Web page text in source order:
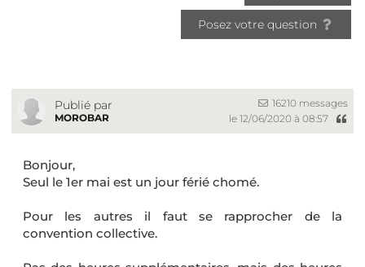
Posez votre question
Publié par
MOROBAR
16210 messages
le 12/06/2020 à 08:57
Bonjour,
Seul le 1er mai est un jour férié chomé.
Pour les autres il faut se rapprocher de la
convention collective.